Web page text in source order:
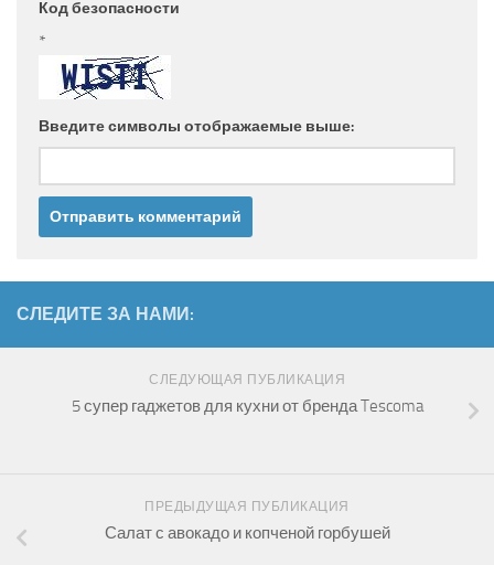
Код безопасности
*
Введите символы отображаемые выше:
СЛЕДИТЕ ЗА НАМИ:
СЛЕДУЮЩАЯ ПУБЛИКАЦИЯ
5 супер гаджетов для кухни от бренда Tescoma
ПРЕДЫДУЩАЯ ПУБЛИКАЦИЯ
Салат с авокадо и копченой горбушей